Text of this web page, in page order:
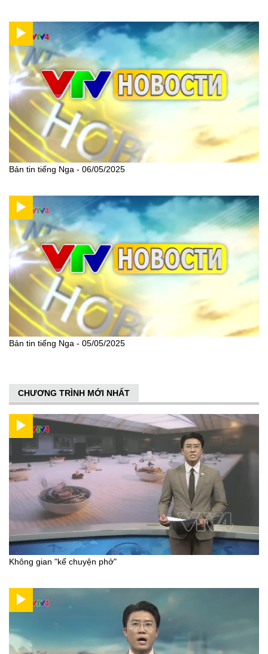
Bản tin tiếng Nga - 06/05/2025
Bản tin tiếng Nga - 05/05/2025
CHƯƠNG TRÌNH MỚI NHẤT
Không gian "kể chuyện phở"